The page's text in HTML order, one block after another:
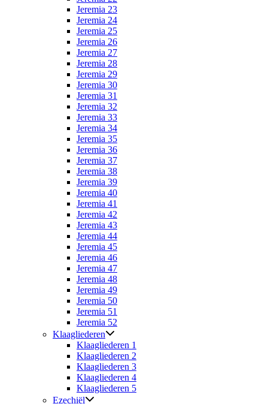
Jeremia 23
Jeremia 24
Jeremia 25
Jeremia 26
Jeremia 27
Jeremia 28
Jeremia 29
Jeremia 30
Jeremia 31
Jeremia 32
Jeremia 33
Jeremia 34
Jeremia 35
Jeremia 36
Jeremia 37
Jeremia 38
Jeremia 39
Jeremia 40
Jeremia 41
Jeremia 42
Jeremia 43
Jeremia 44
Jeremia 45
Jeremia 46
Jeremia 47
Jeremia 48
Jeremia 49
Jeremia 50
Jeremia 51
Jeremia 52
Klaagliederen
Klaagliederen 1
Klaagliederen 2
Klaagliederen 3
Klaagliederen 4
Klaagliederen 5
Ezechiël